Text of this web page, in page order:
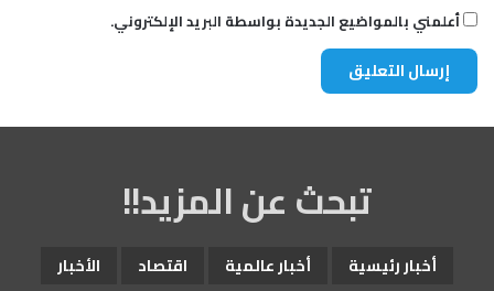
أعلمني بالمواضيع الجديدة بواسطة البريد الإلكتروني.
تبحث عن المزيد!!
أخبار رئيسية أخبار عالمية اقتصاد
الأخبار